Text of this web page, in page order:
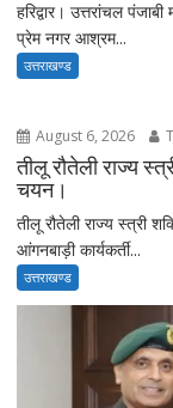
हरिद्वार। उत्तरांचल
प्रेम नगर आश्रम...
उत्तराखण्ड
August 6, 2026
तीलू रौतेली राज्य
चयन।
तीलू रौतेली राज्य स्त्री
आंगनबाड़ी कार्यकर्ती...
उत्तराखण्ड